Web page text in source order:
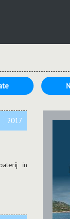
in
2017